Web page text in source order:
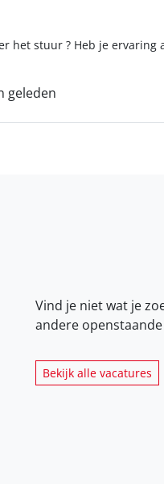
het stuur ? Heb je ervaring
geleden
Vind je niet wat je
andere
Bekijk alle vacatures